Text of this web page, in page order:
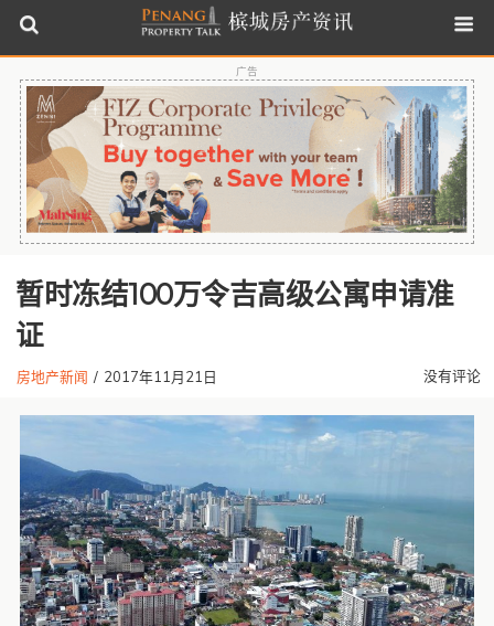
广告
暂时冻结100万令吉高级公寓申请准
证
房地产新闻 / 2017年11月21日 没有评论